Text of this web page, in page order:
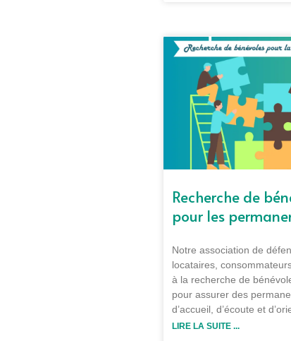
Recherche de
pour les
Notre association de
locataires,
à la recherche de
pour assurer des
d’accueil, d’écoute et
LIRE LA SUITE ...